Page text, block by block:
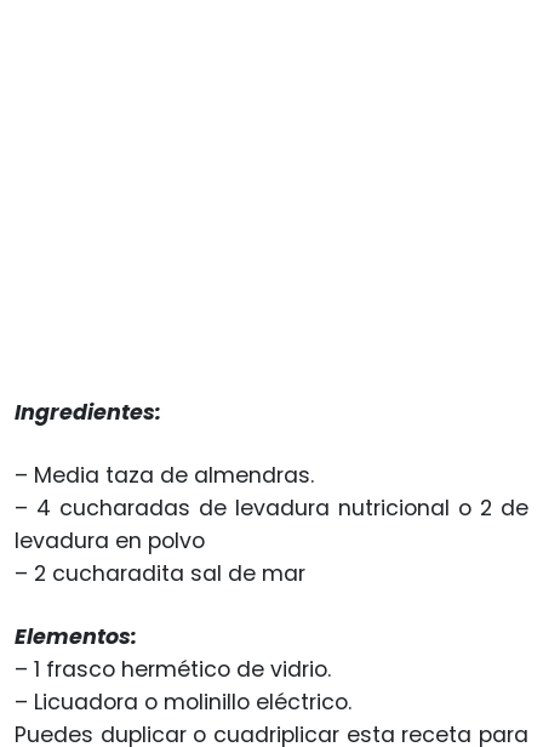
Ingredientes:
– Media taza de almendras.
– 4 cucharadas de levadura nutricional o 2 de
levadura en polvo
– 2 cucharadita sal de mar
Elementos:
– 1 frasco hermético de vidrio.
– Licuadora o molinillo eléctrico.
Puedes duplicar o cuadriplicar esta receta para